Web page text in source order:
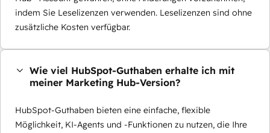
indem Sie Leselizenzen verwenden. Leselizenzen sind ohne
zusätzliche Kosten verfügbar.
Wie viel HubSpot-Guthaben erhalte ich mit
meiner Marketing Hub-Version?
HubSpot-Guthaben bieten eine einfache, flexible
Möglichkeit, KI-Agents und -Funktionen zu nutzen, die Ihre